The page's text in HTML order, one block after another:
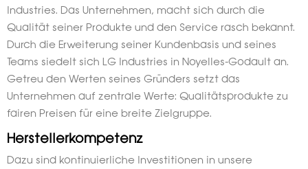
Industries. Das Unternehmen, macht sich durch die
Qualität seiner Produkte und den Service rasch bekannt.
Durch die Erweiterung seiner Kundenbasis und seines
Teams siedelt sich LG Industries in Noyelles-Godault an.
Getreu den Werten seines Gründers setzt das
Unternehmen auf zentrale Werte: Qualitätsprodukte zu
fairen Preisen für eine breite Zielgruppe.
Herstellerkompetenz
Dazu sind kontinuierliche Investitionen in unsere